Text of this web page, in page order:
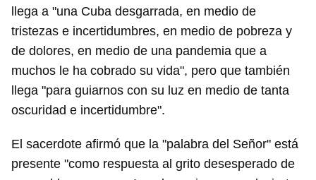
llega a "una Cuba desgarrada, en medio de
tristezas e incertidumbres, en medio de pobreza y
de dolores, en medio de una pandemia que a
muchos le ha cobrado su vida", pero que también
llega "para guiarnos con su luz en medio de tanta
oscuridad e incertidumbre".
El sacerdote afirmó que la "palabra del Señor" está
presente "como respuesta al grito desesperado de